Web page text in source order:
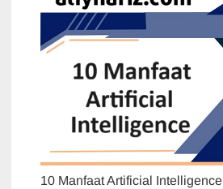
10 Manfaat Artificial Intelligence